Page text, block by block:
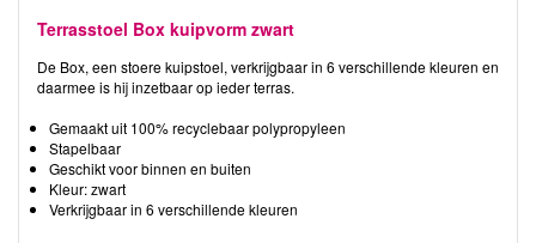
Terrasstoel Box kuipvorm zwart
De Box, een stoere kuipstoel, verkrijgbaar in 6 verschillende kleuren en
daarmee is hij inzetbaar op ieder terras.
Gemaakt uit 100% recyclebaar polypropyleen
Stapelbaar
Geschikt voor binnen en buiten
Kleur: zwart
Verkrijgbaar in 6 verschillende kleuren